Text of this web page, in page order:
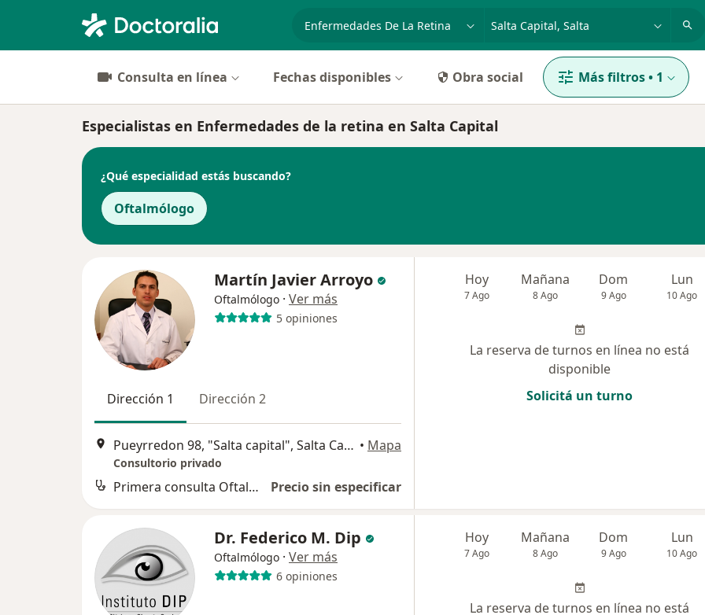
Consulta en línea Fechas disponibles Obra social Más filtros• 1
Especialistas en Enfermedades de la retina en Salta Capital
¿Qué especialidad estás buscando?
Oftalmólogo
Martín Javier Arroyo
Oftalmólogo · Ver más
5 opiniones
Dirección 1 Dirección 2
Pueyrredon 98, "Salta capital", Salta Capital • Mapa
Consultorio privado
Primera consulta Oftalmología Precio sin especificar
Hoy
7 Ago
Mañana
8 Ago
Dom
9 Ago
Lun
10 Ago
La reserva de turnos en línea no está
disponible
Solicitá un turno
Dr. Federico M. Dip
Oftalmólogo · Ver más
6 opiniones
Hoy
7 Ago
Mañana
8 Ago
Dom
9 Ago
Lun
10 Ago
La reserva de turnos en línea no está